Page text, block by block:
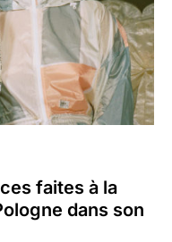
faites à la
dans son